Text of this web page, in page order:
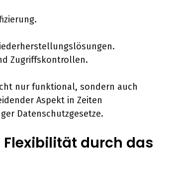
Zugriffskontrollen.
nur funktional, sondern auch
Aspekt in Zeiten
Datenschutzgesetze.
durch das